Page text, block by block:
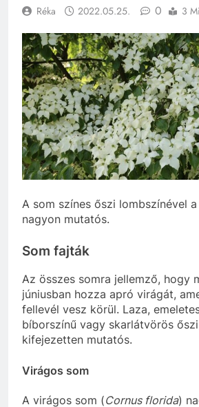
Réka 2022.05.25. 0 3
A som színes őszi lombszínével
nagyon mutatós.
Som fajták
Az összes somra jellemző, hogy
júniusban hozza apró virágát,
fellevél vesz körül. Laza,
bíborszínű vagy skarlátvörös
kifejezetten mutatós.
Virágos som
A virágos som (Cornus florida)